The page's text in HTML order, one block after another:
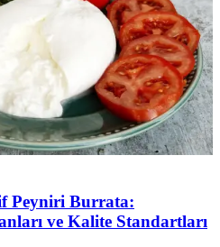
Peyniri Burrata:
ve Kalite Standartları